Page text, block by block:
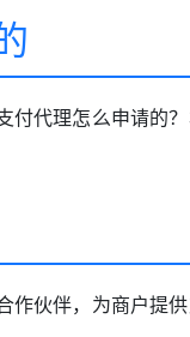
付代理怎么申请的
作伙伴，为商户提